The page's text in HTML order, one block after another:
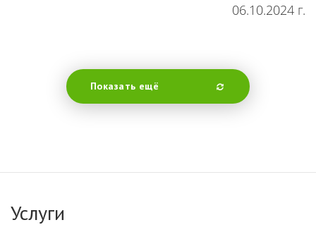
06.10.2024 г.
Показать ещё
Услуги